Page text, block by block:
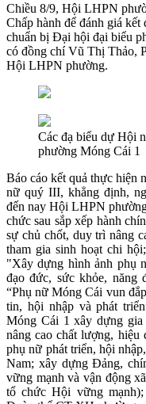
Chiều 8/9, Hội LHPN
Chấp hành để đánh giá
chuẩn bị Đại hội đại biểu
có đồng chí Vũ Thị Thảo,
Hội LHPN phường.
Các đạ biểu dự Hội
phường Móng Cái 1
Báo cáo kết quả thực hiện
nữ quý III, khẳng định,
đến nay Hội LHPN
chức sau sắp xếp hành
sự chủ chốt, duy trì nâng
tham gia sinh hoạt chi
"Xây dựng hình ảnh phụ
đạo đức, sức khỏe, năng
“Phụ nữ Móng Cái vun
tin, hội nhập và phát
Móng Cái 1 xây dựng gia
nâng cao chất lượng,
phụ nữ phát triển, hội
Nam; xây dựng Đảng,
vững mạnh và vận động
tổ chức Hội vững